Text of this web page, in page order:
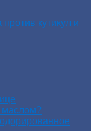
кутикул и
маслом?